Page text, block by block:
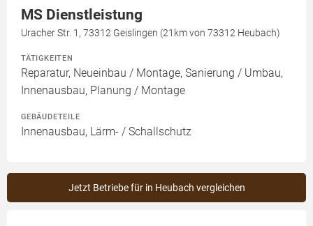
MS Dienstleistung
Uracher Str. 1, 73312 Geislingen (21km von 73312 Heubach)
TÄTIGKEITEN
Reparatur, Neueinbau / Montage, Sanierung / Umbau,
Innenausbau, Planung / Montage
GEBÄUDETEILE
Innenausbau, Lärm- / Schallschutz
Jetzt Betriebe für in Heubach vergleichen